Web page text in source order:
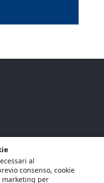
riservati.
di al
consenso, cookie
per